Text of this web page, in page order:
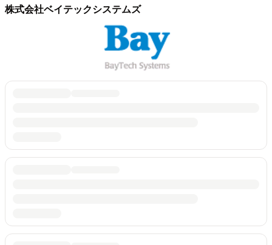
株式会社ベイテックシステムズ